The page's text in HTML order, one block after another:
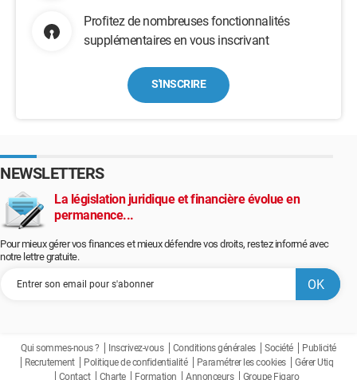
Profitez de nombreuses fonctionnalités
supplémentaires en vous inscrivant
S'INSCRIRE
NEWSLETTERS
La législation juridique et financière évolue en
permanence...
Pour mieux gérer vos finances et mieux défendre vos droits, restez informé avec
notre lettre gratuite.
Qui sommes-nous ? Inscrivez-vous Conditions générales Société
Publicité
Recrutement
Politique de confidentialité Paramétrer les cookies
Gérer Utiq
Contact
Charte Formation Annonceurs Groupe Figaro